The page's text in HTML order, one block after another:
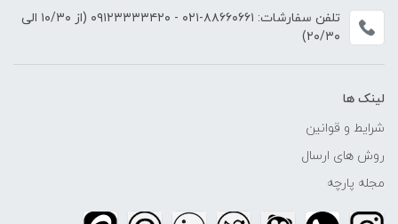
تلفن سفارشات: ۸۸۶۶۰۶۶۱-۰۲۱ - ۰۹۱۲۳۳۳۳۴۲۰
(از ۱۰/۳۰ الی
۲۰/۳۰)
لینک ها
شرایط و قوانین
روش های ارسال
مجله پارچه